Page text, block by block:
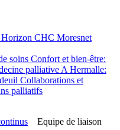
CHC Moresnet
soins Confort et bien-être:
palliativeA Hermalle:
Collaborations et
palliatifs
Equipe de liaison